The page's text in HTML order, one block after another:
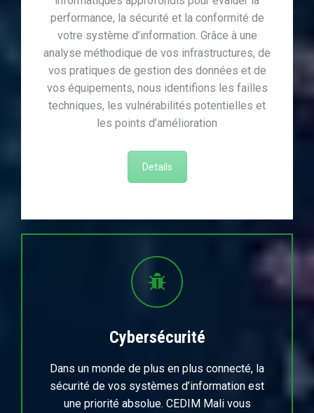
performance, la sécurité et la conformité de
votre système d’information. Grâce à une
analyse méthodique de vos infrastructures, de
vos pratiques de gestion des données et de
vos équipements, nous identifions les failles
techniques, les vulnérabilités potentielles et
les points d’amélioration
Details
Cybersécurité
Dans un monde de plus en plus connecté, la
sécurité de vos systèmes d’information est
une priorité absolue. CEDIM Mali vous